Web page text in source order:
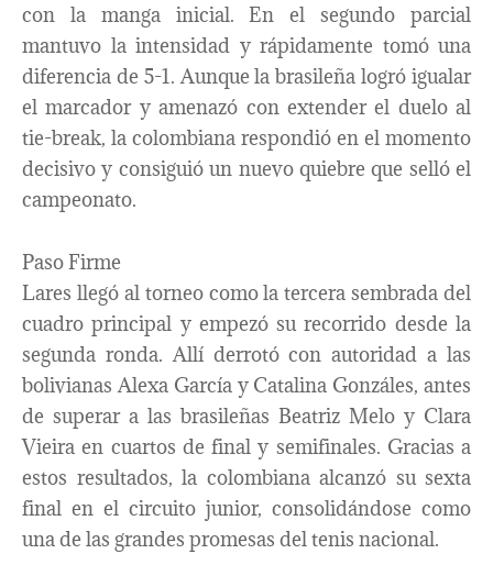
con la manga inicial. En el segundo parcial
mantuvo la intensidad y rápidamente tomó una
diferencia de 5-1. Aunque la brasileña logró igualar
el marcador y amenazó con extender el duelo al
tie-break, la colombiana respondió en el momento
decisivo y consiguió un nuevo quiebre que selló el
campeonato.
Paso Firme
Lares llegó al torneo como la tercera sembrada del
cuadro principal y empezó su recorrido desde la
segunda ronda. Allí derrotó con autoridad a las
bolivianas Alexa García y Catalina Gonzáles, antes
de superar a las brasileñas Beatriz Melo y Clara
Vieira en cuartos de final y semifinales. Gracias a
estos resultados, la colombiana alcanzó su sexta
final en el circuito junior, consolidándose como
una de las grandes promesas del tenis nacional.